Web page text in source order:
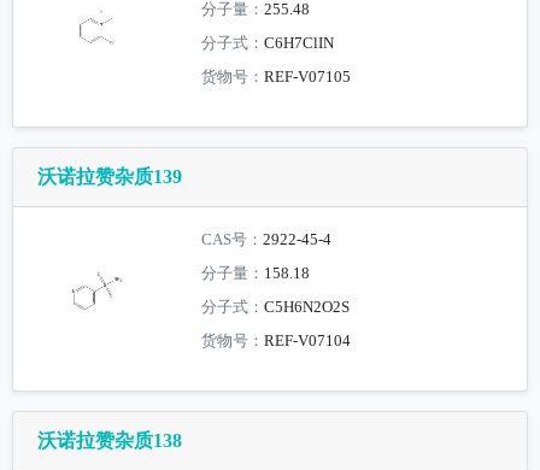
分子量：255.48
分子式：C6H7ClIN
货物号：REF-V07105
沃诺拉赞杂质139
CAS号：2922-45-4
分子量： 158.18
分子式：C5H6N2O2S
货物号：REF-V07104
沃诺拉赞杂质138